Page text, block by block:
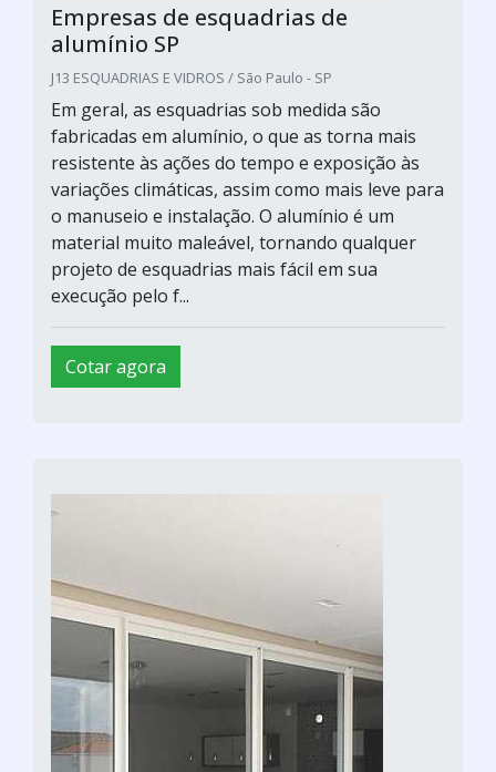
Empresas de esquadrias de
alumínio SP
J13 ESQUADRIAS E VIDROS / São Paulo - SP
Em geral, as esquadrias sob medida são
fabricadas em alumínio, o que as torna mais
resistente às ações do tempo e exposição às
variações climáticas, assim como mais leve para
o manuseio e instalação. O alumínio é um
material muito maleável, tornando qualquer
projeto de esquadrias mais fácil em sua
execução pelo f...
Cotar agora